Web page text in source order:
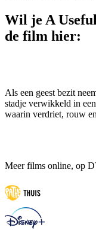
Wil je A
de film hier:
Als een geest bezit
stadje verwikkeld in
waarin verdriet, rouw
Meer films online, op